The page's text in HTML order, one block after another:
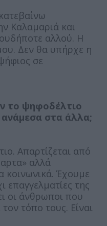
Καλαμαριά και
αλλού. Η
Δεν θα υπήρχε η
σε
το ψηφοδέλτιο
ανάμεσα στα άλλα;
Απαρτίζεται από
αλλά
κοινωνικά. Έχουμε
επαγγελματίες της
οι άνθρωποι που
τόπο τους. Είναι